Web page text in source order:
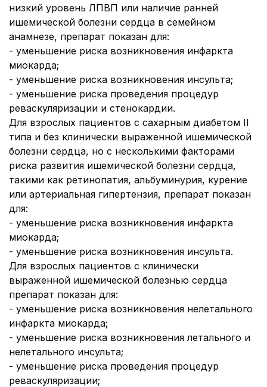
низкий уровень ЛПВП или наличие ранней
ишемической болезни сердца в семейном
анамнезе, препарат показан для:
- уменьшение риска возникновения инфаркта
миокарда;
- уменьшение риска возникновения инсульта;
- уменьшение риска проведения процедур
реваскуляризации и стенокардии.
Для взрослых пациентов с сахарным диабетом II
типа и без клинически выраженной ишемической
болезни сердца, но с несколькими факторами
риска развития ишемической болезни сердца,
такими как ретинопатия, альбуминурия, курение
или артериальная гипертензия, препарат показан
для:
- уменьшение риска возникновения инфаркта
миокарда;
- уменьшение риска возникновения инсульта.
Для взрослых пациентов с клинически
выраженной ишемической болезнью сердца
препарат показан для:
- уменьшение риска возникновения нелетального
инфаркта миокарда;
- уменьшение риска возникновения летального и
нелетального инсульта;
- уменьшение риска проведения процедур
реваскуляризации;